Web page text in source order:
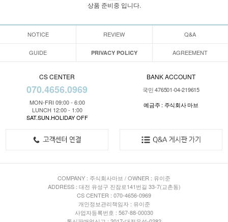
상품 준비중 입니다.
NOTICE REVIEW Q&A
GUIDE PRIVACY POLICY AGREEMENT
CS CENTER
070.4656.0969
MON-FRI 09:00 - 6:00
LUNCH 12:00 - 1:00
SAT.SUN.HOLIDAY OFF
BANK ACCOUNT
국민 476501-04-219615
예금주 : 주식회사 마브
COMPANY : 주식회사마브 / OWNER : 유이준
ADDRESS : 대전 유성구 진잠로141번길 33-7(교촌동)
CS CENTER : 070-4656-0969
개인정보관리책임자 : 유이준
사업자등록번호 : 567-88-00030